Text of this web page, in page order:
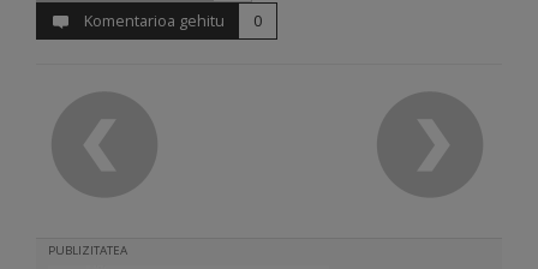
Komentarioa gehitu 0
PUBLIZITATEA